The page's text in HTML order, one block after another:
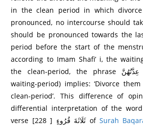
in the clean period in which
pronounced, no intercourse should
should be pronounced towards the
period before the start of the
according to Imam Shafi’ i, the
the clean-period, the phrase لِقِبَلِ عِدَّتُهُنَّ (before their
waiting-period) implies: ‘Divorce
clean-period’. This difference of
differential interpretation of the
verse ثَلَاثَةَ قُرُ‌وءٍ [ 228] of Surah